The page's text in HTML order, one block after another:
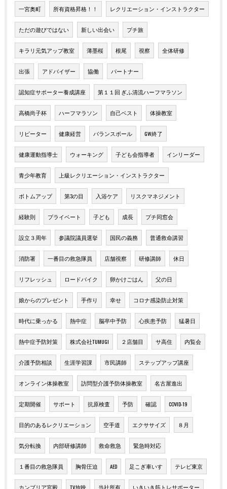
一宮奥町 所有資格昇格！！ レクリエーション・インストラクター
ただの遊びではない 新しい出会い プチ旅
キラリ元気アップ教室 薄墨桜 根尾 視察 全体研修
出張 アドバイザー 協働 パートナー
認知症サポーター養成講座 第１１回 ぎふ清流ハーフマラソン
高橋尚子杯 ハーフマラソン 自己ベスト 体操教室
リピーター 健康経営 バランスボール GW終了
健康運動指導士 ウォーキング 子ども会指導者 インリーダー
青少年教育 上級レクリエーション・インストラクター
ボトムアップ 第3の目 入浴ケア リスクマネジメント
経験則 プライベート 子ども 成長 プチ同窓会
設立３周年 参議院議員選挙 国民の義務 普通救命講習
消防署 一番目の救急隊員 店舗視察 研修講師 休日
リフレッシュ ロードバイク 卵かけごはん 父の日
娘からのプレゼント 手作り 幸せ コロナ感染防止対策
時代に乗っかる 熱中症 脳卒中予防 心疾患予防 猛暑日
熱中症予防対策 株式会社TUMUGI ２店舗目 サ高住 内覧会
介護予防相談 生涯学習課 市民講師 ステップアップ講座
オンライン体操教室 訪問型介護予防体操教室 名古屋進出
定期開催 サポート 抗原検査 予防 確認 COVID-19
目的のあるレクリエーション 空手道 エクササイズ ８月
気分転換 内部研修講師 救命救急 緊急時対応
１番目の救急隊員 胸骨圧迫 AED 足こぎ車いす テレビ東京
カンブリア宮殿 TV放映 当社所有 いきいき筋トレサポーター